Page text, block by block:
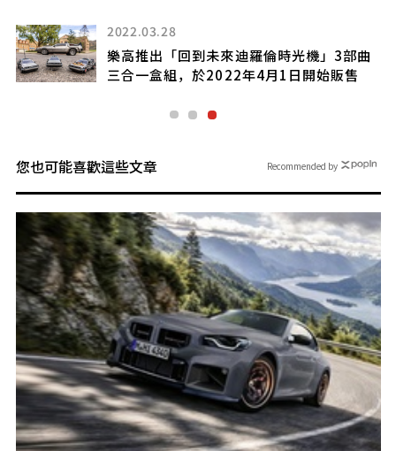
2022.03.28
樂高推出「回到未來迪羅倫時光機」3部曲
三合一盒組，於2022年4月1日開始販售
您也可能喜歡這些文章 Recommended by